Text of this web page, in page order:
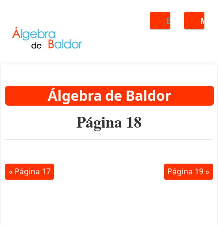
Buscar
Álgebra de Baldor
Página 18
« Página 17 Página 19 »